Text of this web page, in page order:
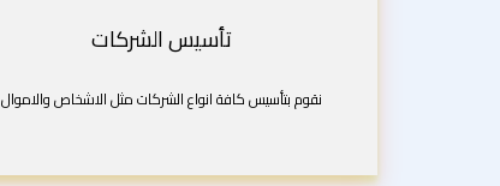
تأسيس الشركات
نقوم بتأسيس كافة انواع الشركات مثل الاشخاص والاموال